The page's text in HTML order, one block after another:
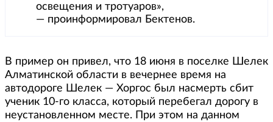
освещения и тротуаров»,
— проинформировал Бектенов.
В пример он привел, что 18 июня в поселке Шелек
Алматинской области в вечернее время на
автодороге Шелек — Хоргос был насмерть сбит
ученик 10-го класса, который перебегал дорогу в
неустановленном месте. При этом на данном